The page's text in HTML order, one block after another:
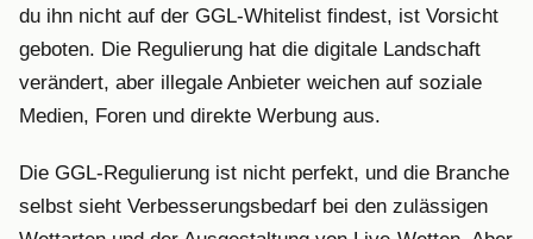
du ihn nicht auf der GGL-Whitelist findest, ist Vorsicht
geboten. Die Regulierung hat die digitale Landschaft
verändert, aber illegale Anbieter weichen auf soziale
Medien, Foren und direkte Werbung aus.
Die GGL-Regulierung ist nicht perfekt, und die Branche
selbst sieht Verbesserungsbedarf bei den zulässigen